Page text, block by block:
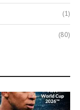
(1)
(80)